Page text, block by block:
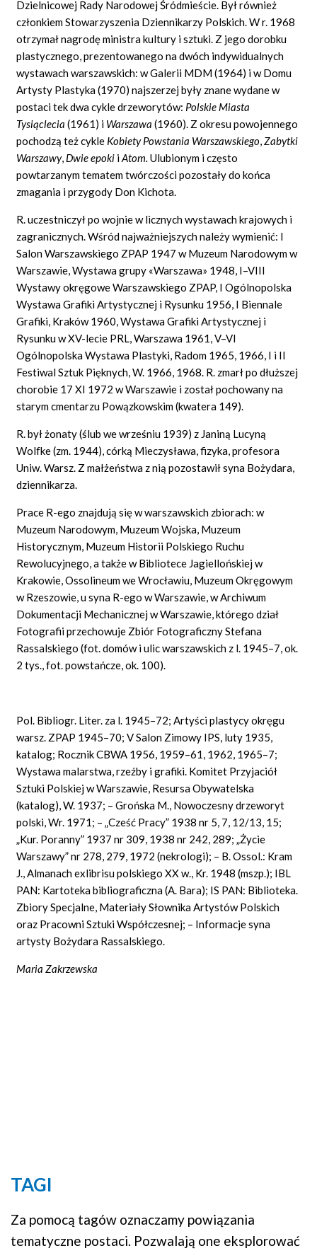
Dzielnicowej Rady Narodowej Śródmieście. Był również
członkiem Stowarzyszenia Dziennikarzy Polskich. W r. 1968
otrzymał nagrodę ministra kultury i sztuki. Z jego dorobku
plastycznego, prezentowanego na dwóch indywidualnych
wystawach warszawskich: w Galerii MDM (1964) i w Domu
Artysty Plastyka (1970) najszerzej były znane wydane w
postaci tek dwa cykle drzeworytów: Polskie Miasta
Tysiąclecia(1961) i Warszawa(1960). Z okresu powojennego
pochodzą też cykle Kobiety Powstania Warszawskiego,Zabytki
Warszawy, Dwie epoki iAtom.Ulubionym i często
powtarzanym tematem twórczości pozostały do końca
zmagania i przygody Don Kichota.
R. uczestniczył po wojnie w licznych wystawach krajowych i
zagranicznych. Wśród najważniejszych należy wymienić: I
Salon Warszawskiego ZPAP 1947 w Muzeum Narodowym w
Warszawie, Wystawa grupy «Warszawa» 1948, I–VIII
Wystawy okręgowe Warszawskiego ZPAP, I Ogólnopolska
Wystawa Grafiki Artystycznej i Rysunku 1956, I Biennale
Grafiki, Kraków 1960, Wystawa Grafiki Artystycznej i
Rysunku w XV-lecie PRL, Warszawa 1961, V–VI
Ogólnopolska Wystawa Plastyki, Radom 1965, 1966, I i II
Festiwal Sztuk Pięknych, W. 1966, 1968. R. zmarł po dłuższej
chorobie 17 XI 1972 w Warszawie i został pochowany na
starym cmentarzu Powązkowskim (kwatera 149).
R. był żonaty (ślub we wrześniu 1939) z Janiną Lucyną
Wolfke (zm. 1944), córką Mieczysława, fizyka, profesora
Uniw. Warsz. Z małżeństwa z nią pozostawił syna Bożydara,
dziennikarza.
Prace R-ego znajdują się w warszawskich zbiorach: w
Muzeum Narodowym, Muzeum Wojska, Muzeum
Historycznym, Muzeum Historii Polskiego Ruchu
Rewolucyjnego, a także w Bibliotece Jagiellońskiej w
Krakowie, Ossolineum we Wrocławiu, Muzeum Okręgowym
w Rzeszowie, u syna R-ego w Warszawie, w Archiwum
Dokumentacji Mechanicznej w Warszawie, którego dział
Fotografii przechowuje Zbiór Fotograficzny Stefana
Rassalskiego (fot. domów i ulic warszawskich z l. 1945–7, ok.
2 tys., fot. powstańcze, ok. 100).
Pol. Bibliogr. Liter. za l. 1945–72; Artyści plastycy okręgu
warsz. ZPAP 1945–70; V Salon Zimowy IPS, luty 1935,
katalog; Rocznik CBWA 1956, 1959–61, 1962, 1965–7;
Wystawa malarstwa, rzeźby i grafiki. Komitet Przyjaciół
Sztuki Polskiej w Warszawie, Resursa Obywatelska
(katalog), W. 1937; – Grońska M., Nowoczesny drzeworyt
polski, Wr. 1971; – „Cześć Pracy” 1938 nr 5, 7, 12/13, 15;
„Kur. Poranny” 1937 nr 309, 1938 nr 242, 289; „Życie
Warszawy” nr 278, 279, 1972 (nekrologi); – B. Ossol.: Kram
J., Almanach exlibrisu polskiego XX w., Kr. 1948 (mszp.); IBL
PAN: Kartoteka bibliograficzna (A. Bara); IS PAN: Biblioteka.
Zbiory Specjalne, Materiały Słownika Artystów Polskich
oraz Pracowni Sztuki Współczesnej; – Informacje syna
artysty Bożydara Rassalskiego.
Maria Zakrzewska
TAGI
Za pomocą tagów oznaczamy powiązania
tematyczne postaci. Pozwalają one eksplorować